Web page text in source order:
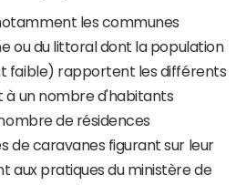
les communes
ou du littoral dont la population
faible) rapportent les différents
à un nombre d'habitants
de résidences
de caravanes figurant sur leur
aux pratiques du ministère de